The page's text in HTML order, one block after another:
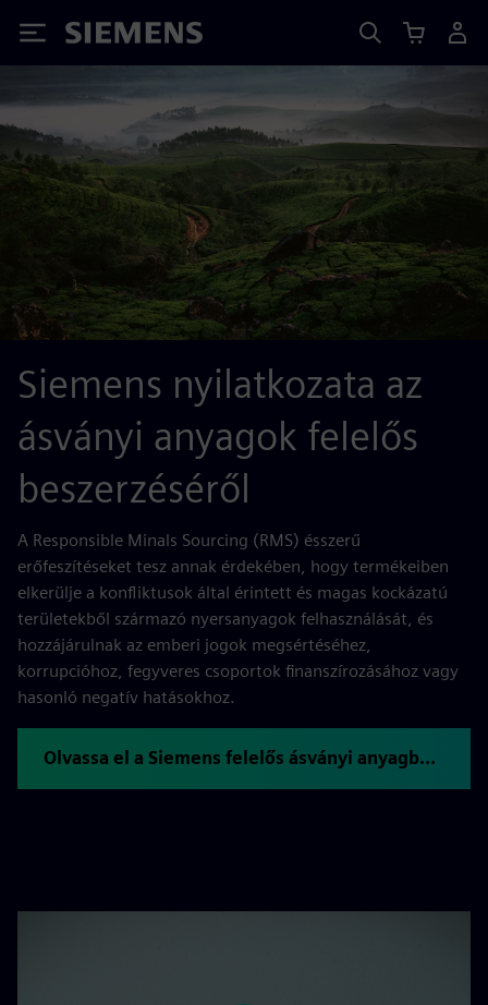
Siemens
Siemens nyilatkozata az
ásványi anyagok felelős
beszerzéséről
A Responsible Minals Sourcing (RMS) ésszerű
erőfeszítéseket tesz annak érdekében, hogy termékeiben
elkerülje a konfliktusok által érintett és magas kockázatú
területekből származó nyersanyagok felhasználását, és
hozzájárulnak az emberi jogok megsértéséhez,
korrupcióhoz, fegyveres csoportok finanszírozásához vagy
hasonló negatív hatásokhoz.
Olvassa el a Siemens felelős ásványi anyagbeszerzési irányelveit